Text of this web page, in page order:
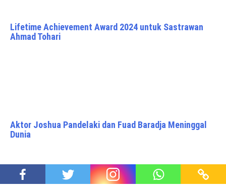
Lifetime Achievement Award 2024 untuk Sastrawan
Ahmad Tohari
Aktor Joshua Pandelaki dan Fuad Baradja Meninggal
Dunia